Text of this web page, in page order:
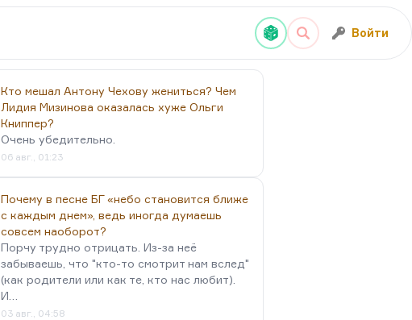
Войти
Кто мешал Антону Чехову жениться? Чем
Лидия Мизинова оказалась хуже Ольги
Книппер?
Очень убедительно.
06 авг., 01:23
Почему в песне БГ «небо становится ближе
с каждым днем», ведь иногда думаешь
совсем наоборот?
Порчу трудно отрицать. Из-за неё
забываешь, что "кто-то смотрит нам вслед"
(как родители или как те, кто нас любит).
И…
03 авг., 04:58